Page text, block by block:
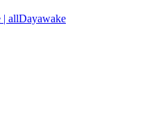
allDayawake